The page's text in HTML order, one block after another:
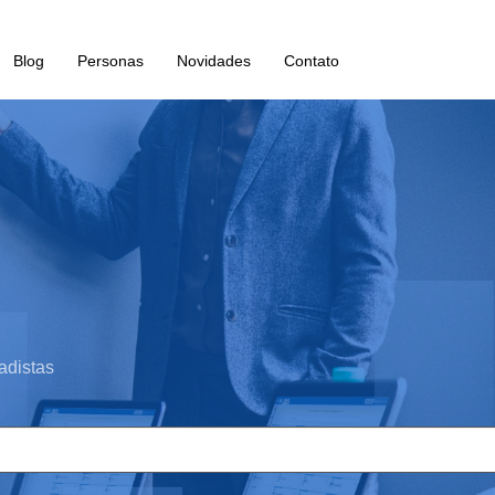
Blog Personas Novidades Contato